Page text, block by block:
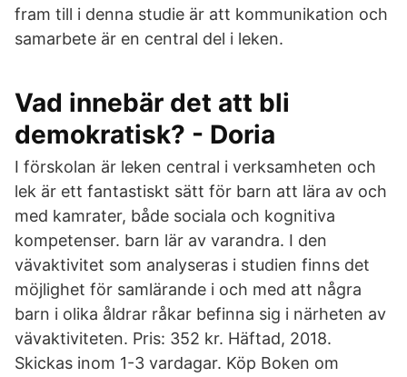
fram till i denna studie är att kommunikation och
samarbete är en central del i leken.
Vad innebär det att bli
demokratisk? - Doria
I förskolan är leken central i verksamheten och
lek är ett fantastiskt sätt för barn att lära av och
med kamrater, både sociala och kognitiva
kompetenser. barn lär av varandra. I den
vävaktivitet som analyseras i studien finns det
möjlighet för samlärande i och med att några
barn i olika åldrar råkar befinna sig i närheten av
vävaktiviteten. Pris: 352 kr. Häftad, 2018.
Skickas inom 1-3 vardagar. Köp Boken om